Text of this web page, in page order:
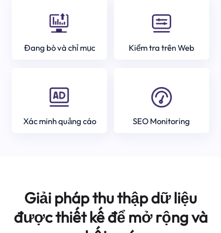
Đang bò và chỉ mục Kiểm tra trên Web
Xác minh quảng cáo SEO Monitoring
Giải pháp thu thập dữ liệu
được thiết kế để mở rộng và